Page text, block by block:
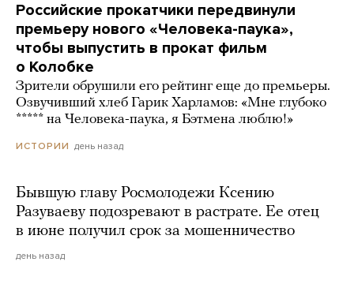
Российские прокатчики передвинули
премьеру нового «Человека-паука»,
чтобы выпустить в прокат фильм
о Колобке
Зрители обрушили его рейтинг еще до премьеры.
Озвучивший хлеб Гарик Харламов: «Мне глубоко
***** на Человека-паука, я Бэтмена люблю!»
ИСТОРИИ день назад
Бывшую главу Росмолодежи Ксению
Разуваеву подозревают в растрате. Ее отец
в июне получил срок за мошенничество
день назад